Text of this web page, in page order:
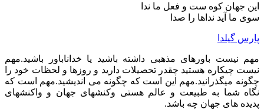
این جهان کوه ست و فعل ما ندا
سوی ما آید نداها را صدا
پارس گیلدا
مهم نیست باورهای مذهبی داشته باشید یا خداناباور باشید.مهم
نیست چیکاره هستید چقدر تحصیلات دارید و روزها و لحظات خود را
چگونه میگذرانید.مهم این است که چگونه می اندیشید.مهم است که
نگاه شما به طبیعت و عالم هستی وکنشهای جهان و واکنشهای
پدیده های جهان چه باشد.